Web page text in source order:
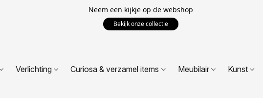
Neem een kijkje op de webshop
Bekijk onze collectie
Verlichting Curiosa & verzamel items Meubilair Kunst